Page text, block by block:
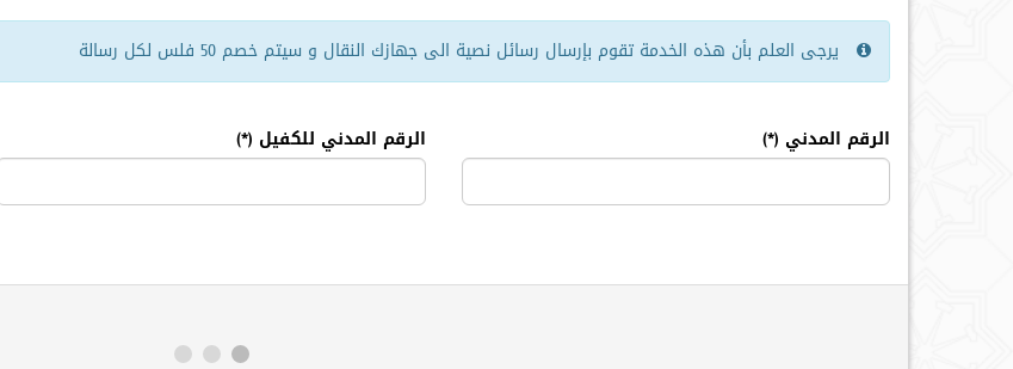
يرجى العلم بأن هذه الخدمة تقوم بإرسال رسائل نصية الى جهازك النقال و سيتم خصم 50 فلس لكل رسالة
الرقم المدني الرقم المدني للكفيل